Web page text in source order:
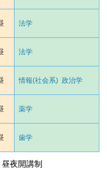
法学
法学
情報(社会系) 政治学
薬学
歯学
昼夜開講制